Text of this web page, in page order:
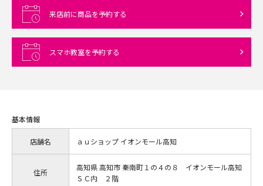
来店前に商品を予約する
スマホ教室を予約する
基本情報
店舗名 ａｕショップ イオンモール高知
住所
高知県 高知市 秦南町１の４の８ イオンモール高知
ＳＣ内 ２階